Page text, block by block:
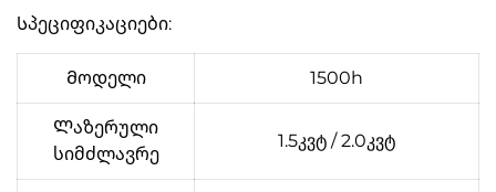
Სპეციფიკაციები:
Მოდელი 1500h
Ლაზერული
სიმძლავრე
1.5კვტ / 2.0კვტ